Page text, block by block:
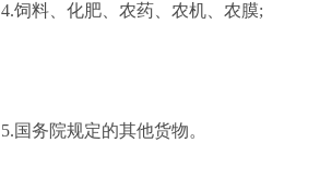
4.饲料、化肥、农药、农机、农膜;
5.国务院规定的其他货物。